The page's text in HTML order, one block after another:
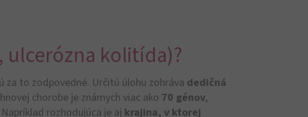
ulcerózna kolitída)?
za to zodpovedné. Určitú úlohu zohráva dedičná
chorobe je známych viac ako 70 génov,
rozhodujúca je aj krajina, v ktorej